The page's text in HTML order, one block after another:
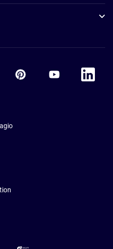
TwitterAccor PinterestAccor Youtube
Accor